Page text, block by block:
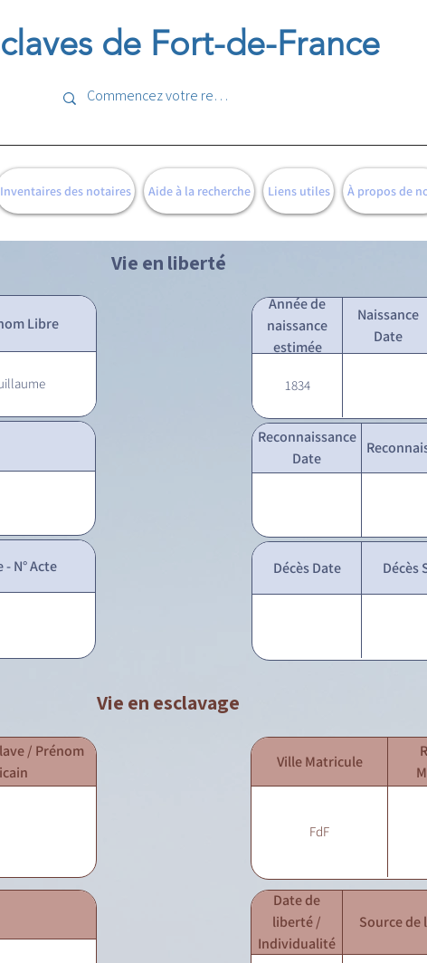
de Fort-de-France
Inventaires des notaires Aide à la recherche Liens utiles À propos de
Vie en liberté
Libre
Année de
naissance
estimée
Naissance
Date
1834
N° Acte
Reconnaissance
Date
Décès Date Décès
Vie en esclavage
/ Prénom
Ville Matricule
FdF
Date de
liberté /
Individualité
Source